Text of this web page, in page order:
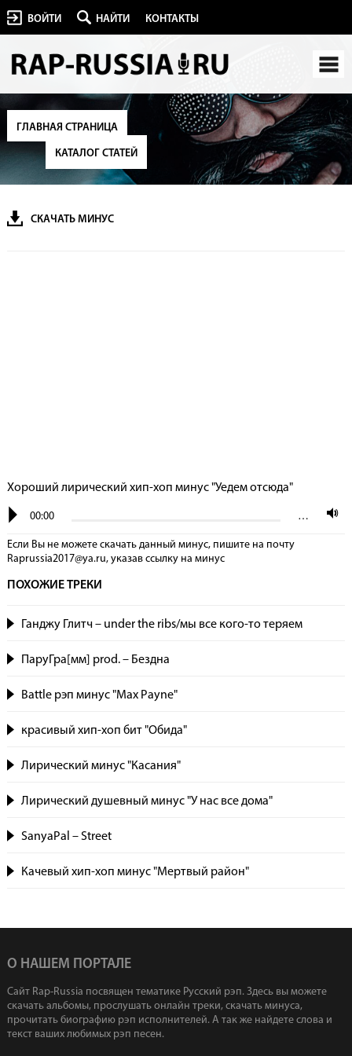
ВОЙТИ НАЙТИ КОНТАКТЫ
ГЛАВНАЯ СТРАНИЦА
КАТАЛОГ СТАТЕЙ
СКАЧАТЬ МИНУС
Хороший лирический хип-хоп минус "Уедем отсюда"
00:00 …
Если Вы не можете скачать данный минус, пишите на почту
Raprussia2017@ya.ru, указав сcылку на минус
ПОХОЖИЕ ТРЕКИ
Ганджу Глитч – under the ribs/мы все кого-то теряем
ПаруГра[мм] prod. – Бездна
Battle рэп минус "Max Payne"
красивый хип-хоп бит "Обида"
Лирический минус "Касания"
Лирический душевный минус "У нас все дома"
SanyaPal – Street
Качевый хип-хоп минус "Мертвый район"
О НАШЕМ ПОРТАЛЕ
Сайт Rap-Russia посвящен тематике Русский рэп. Здесь вы можете
скачать альбомы, прослушать онлайн треки, скачать минуса,
прочитать биографию рэп исполнителей. А так же найдете слова и
текст ваших любимых рэп песен.